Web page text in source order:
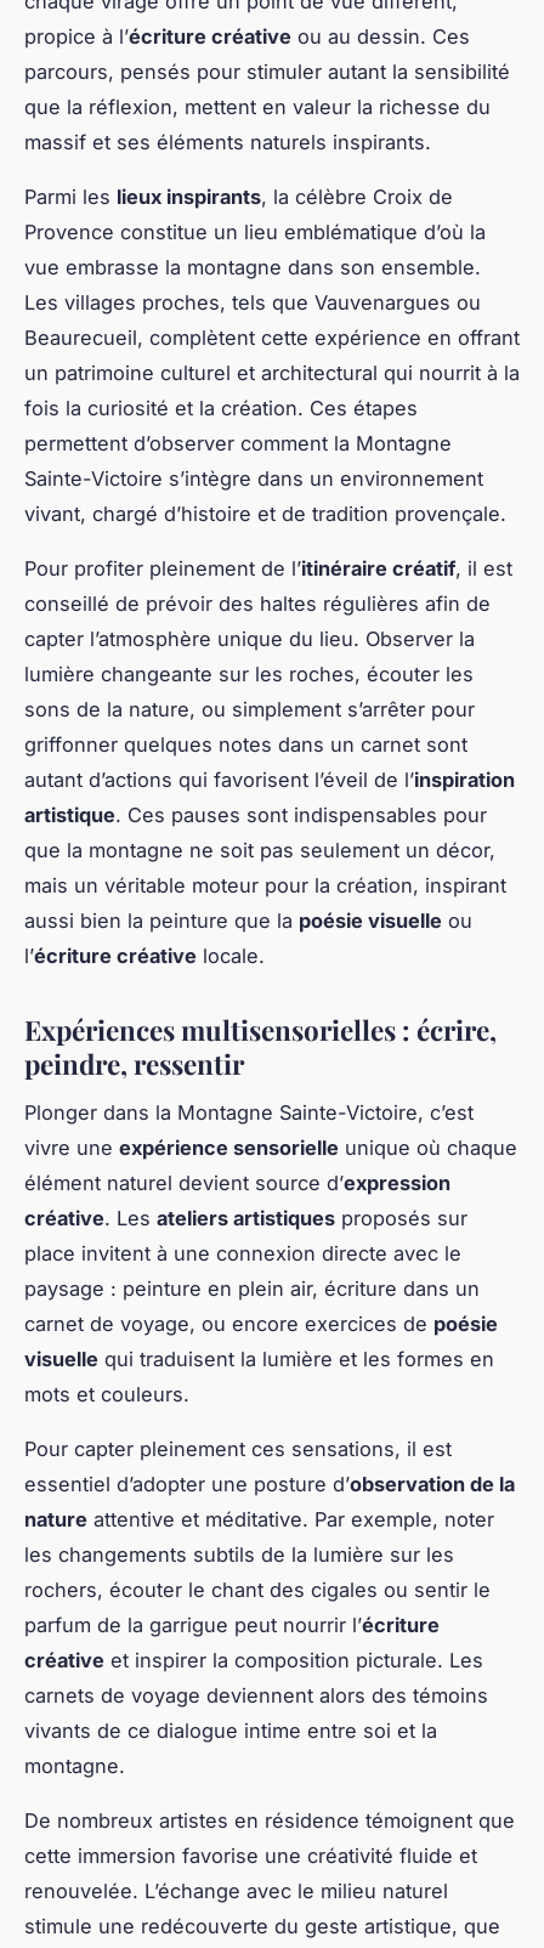
propice à l’écriture créative ou au dessin. Ces
parcours, pensés pour stimuler autant la sensibilité
que la réflexion, mettent en valeur la richesse du
massif et ses éléments naturels inspirants.
Parmi les lieux inspirants, la célèbre Croix de
Provence constitue un lieu emblématique d’où la
vue embrasse la montagne dans son ensemble.
Les villages proches, tels que Vauvenargues ou
Beaurecueil, complètent cette expérience en offrant
un patrimoine culturel et architectural qui nourrit à la
fois la curiosité et la création. Ces étapes
permettent d’observer comment la Montagne
Sainte-Victoire s’intègre dans un environnement
vivant, chargé d’histoire et de tradition provençale.
Pour profiter pleinement de l’itinéraire créatif, il est
conseillé de prévoir des haltes régulières afin de
capter l’atmosphère unique du lieu. Observer la
lumière changeante sur les roches, écouter les
sons de la nature, ou simplement s’arrêter pour
griffonner quelques notes dans un carnet sont
autant d’actions qui favorisent l’éveil de l’inspiration
artistique. Ces pauses sont indispensables pour
que la montagne ne soit pas seulement un décor,
mais un véritable moteur pour la création, inspirant
aussi bien la peinture que la poésie visuelle ou
l’écriture créative locale.
Expériences multisensorielles : écrire,
peindre, ressentir
Plonger dans la Montagne Sainte-Victoire, c’est
vivre une expérience sensorielle unique où chaque
élément naturel devient source d’expression
créative. Les ateliers artistiques proposés sur
place invitent à une connexion directe avec le
paysage : peinture en plein air, écriture dans un
carnet de voyage, ou encore exercices de poésie
visuelle qui traduisent la lumière et les formes en
mots et couleurs.
Pour capter pleinement ces sensations, il est
essentiel d’adopter une posture d’observation de la
nature attentive et méditative. Par exemple, noter
les changements subtils de la lumière sur les
rochers, écouter le chant des cigales ou sentir le
parfum de la garrigue peut nourrir l’écriture
créative et inspirer la composition picturale. Les
carnets de voyage deviennent alors des témoins
vivants de ce dialogue intime entre soi et la
montagne.
De nombreux artistes en résidence témoignent que
cette immersion favorise une créativité fluide et
renouvelée. L’échange avec le milieu naturel
stimule une redécouverte du geste artistique, que